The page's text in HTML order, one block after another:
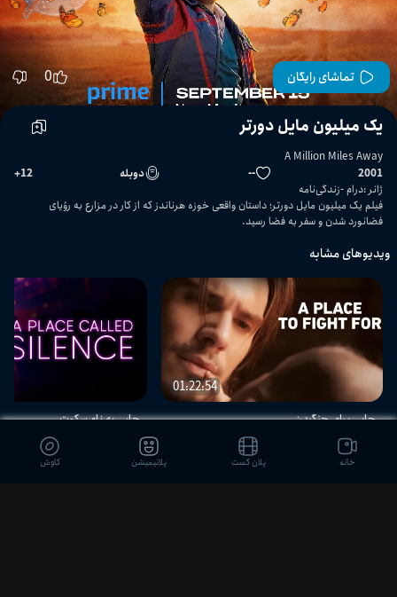
تماشای رایگان 0
یک میلیون مایل دورتر
A Million Miles Away
2001
-- دوبله 12
+
ژانر :درام زندگی‌نامه
فیلم یک میلیون مایل دورتر؛ داستان واقعی خوزه هرناندز که از کار در مزارع به رؤیای
فضانورد شدن و سفر به فضا رسید.
ویدیوهای مشابه
01:22:54
جایی برای جنگیدن جایی به نام سکوت
خانه پلان کست پلانیمیشن کاوش